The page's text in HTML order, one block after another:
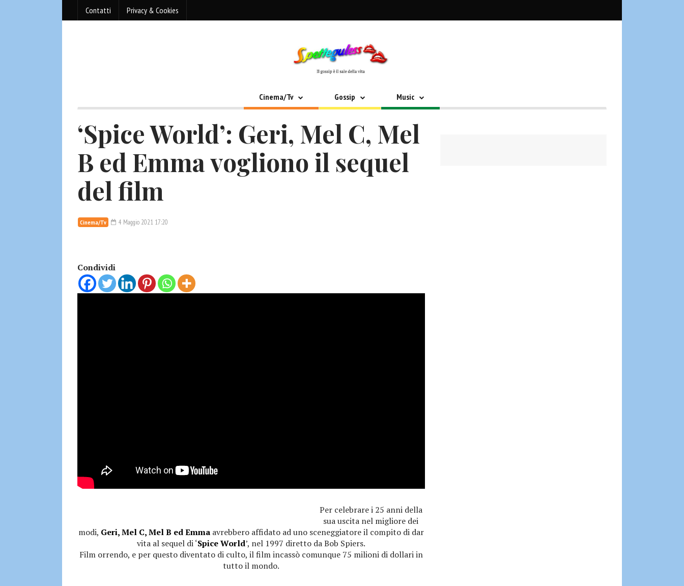
Contatti Privacy & Cookies
Cinema/Tv Gossip Music
‘Spice World’: Geri, Mel C, Mel
B ed Emma vogliono il sequel
del film
Cinema/Tv 4 Maggio 2021 17:20
Condividi
Per celebrare i 25 anni della
sua uscita nel migliore dei
modi, Geri, Mel C, Mel B ed Emma avrebbero affidato ad uno sceneggiatore il compito di dar
vita al sequel di ‘Spice World’, nel 1997 diretto da Bob Spiers.
Film orrendo, e per questo diventato di culto, il film incassò comunque 75 milioni di dollari in
tutto il mondo.